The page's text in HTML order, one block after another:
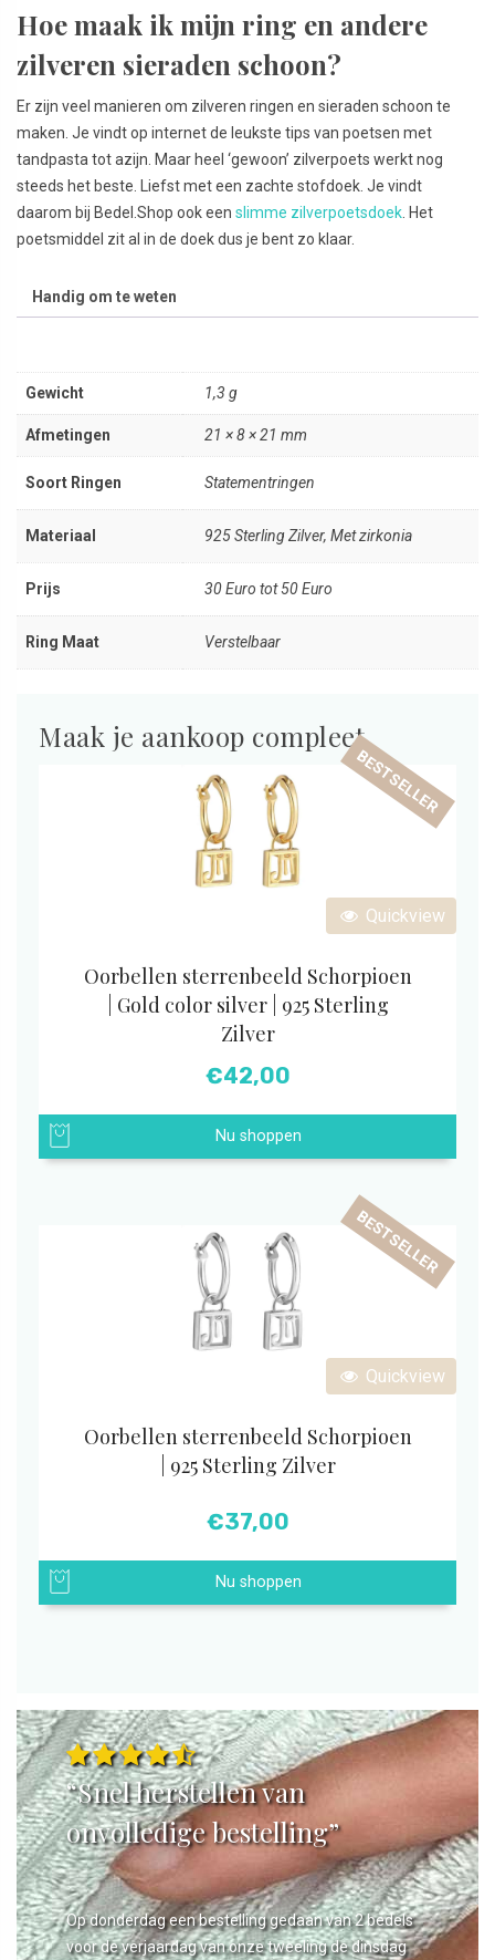
Hoe maak ik mijn ring en andere
zilveren sieraden schoon?
Er zijn veel manieren om zilveren ringen en sieraden schoon te
maken. Je vindt op internet de leukste tips van poetsen met
tandpasta tot azijn. Maar heel ‘gewoon’ zilverpoets werkt nog
steeds het beste. Liefst met een zachte stofdoek. Je vindt
daarom bij Bedel.Shop ook een slimme zilverpoetsdoek . Het
poetsmiddel zit al in de doek dus je bent zo klaar.
Handig om te weten
Gewicht 1,3 g
Afmetingen 21 × 8 × 21 mm
Soort Ringen Statementringen
Materiaal 925 Sterling Zilver, Met zirkonia
Prijs 30 Euro tot 50 Euro
Ring Maat Verstelbaar
Maak je aankoop compleet
Quickview
BESTSELLER
Oorbellen sterrenbeeld Schorpioen
| Gold color silver | 925 Sterling
Zilver
€42,00
Nu shoppen
Quickview
BESTSELLER
Oorbellen sterrenbeeld Schorpioen
| 925 Sterling Zilver
€37,00
Nu shoppen
“Snel herstellen van
onvolledige bestelling”
Op donderdag een bestelling gedaan van 2 bedels
voor de verjaardag van onze tweeling de dinsdag